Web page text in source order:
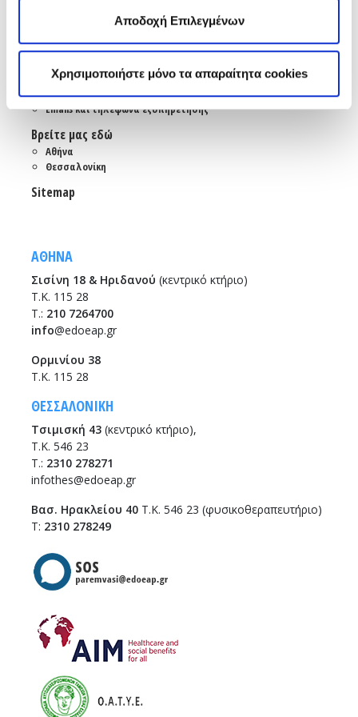
Αποδοχή Επιλεγμένων
Χρησιμοποιήστε μόνο τα απαραίτητα cookies
Ενώσεις και Ομοσπονδίες
Χρήσιμοι κόμβοι
Επικοινωνία
Αποστολή Ηλ. Μηνύματος
Emails και τηλέφωνα εξυπηρέτησης
Βρείτε μας εδώ
Αθήνα
Θεσσαλονίκη
Sitemap
ΑΘΗΝΑ
Σισίνη 18 & Ηριδανού (κεντρικό κτήριο)
Τ.Κ. 115 28
T.: 210 7264700
info@edoeap.gr
Ορμινίου 38
Τ.Κ. 115 28
ΘΕΣΣΑΛΟΝΙΚΗ
Τσιμισκή 43 (κεντρικό κτήριο),
Τ.Κ. 546 23
T.: 2310 278271
infothes@edoeap.gr
Βασ. Ηρακλείου 40 Τ.Κ. 546 23 (φυσικοθεραπευτήριο)
Τ: 2310 278249